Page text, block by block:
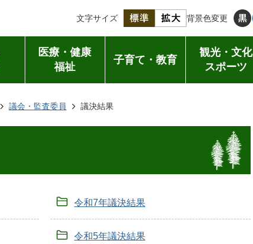
文字サイズ 背景色変更
医療・健康
福祉
子育て・教育
観光・文化
スポーツ
議会・監査委員 議決結果
令和7年議決結果
令和5年議決結果